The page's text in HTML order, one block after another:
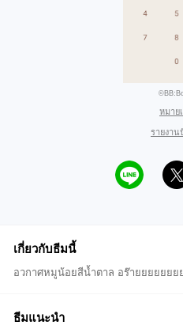
หมาย
รายงา
เกี่ยวกับธีมนี้
อวกาศหมูน้อยสีน้ำตาล อร๊ายยยยยยย
ธีมแนะนำ